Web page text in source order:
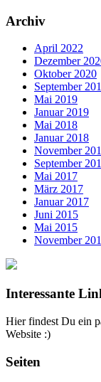
Archiv
April 2022
Dezember
Oktober 2020
September
Mai 2019
Januar 2019
Mai 2018
Januar 2018
November
September
Mai 2017
März 2017
Januar 2017
Juni 2015
Mai 2015
November
Interessante
Hier findest Du ein
Website :)
Seiten